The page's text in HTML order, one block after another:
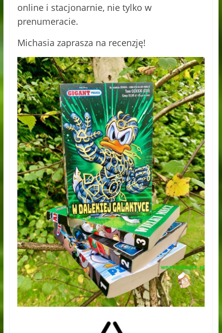
online i stacjonarnie, nie tylko w
prenumeracie.
Michasia zaprasza na recenzję!